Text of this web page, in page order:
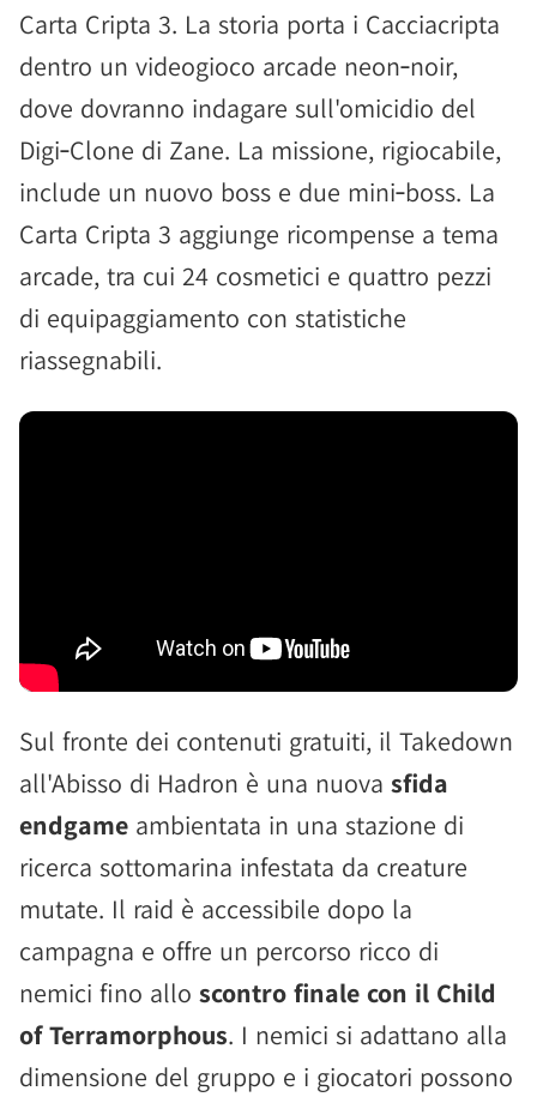
Carta Cripta 3. La storia porta i Cacciacripta
dentro un videogioco arcade neon‑noir,
dove dovranno indagare sull'omicidio del
Digi‑Clone di Zane. La missione, rigiocabile,
include un nuovo boss e due mini‑boss. La
Carta Cripta 3 aggiunge ricompense a tema
arcade, tra cui 24 cosmetici e quattro pezzi
di equipaggiamento con statistiche
riassegnabili.
Sul fronte dei contenuti gratuiti, il Takedown
all'Abisso di Hadron è una nuova sfida
endgame ambientata in una stazione di
ricerca sottomarina infestata da creature
mutate. Il raid è accessibile dopo la
campagna e offre un percorso ricco di
nemici fino allo scontro finale con il Child
of Terramorphous. I nemici si adattano alla
dimensione del gruppo e i giocatori possono